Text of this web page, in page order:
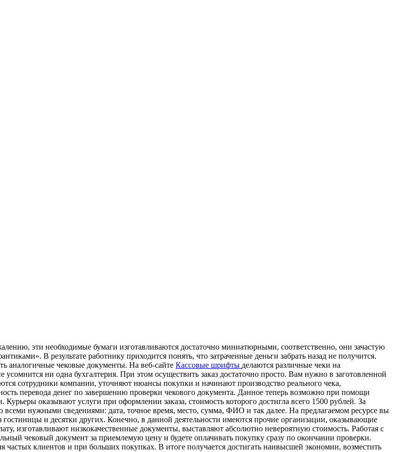
эти необходимые бумаги изготавливаются достаточно миниатюрными, соответственно, они зачастую
В результате работнику приходится понять, что затраченные деньги забрать назад не получится.
аналогичные чековые документы. На веб-сайте Кассовые шрифты делаются различные чеки на
ни одна бухгалтерия. При этом осуществить заказ достаточно просто. Вам нужно в заготовленной
сотрудники компании, уточняют нюансы покупки и начинают производство реального чека,
перевода денег по завершению проверки чекового документа. Данное теперь возможно при помощи
оказывают услуги при оформлении заказа, стоимость которого достигла всего 1500 рублей. За
нужными сведениями: дата, точное время, место, сумма, ФИО и так далее. На предлагаемом ресурсе вы
и десятки других. Конечно, в данной деятельности имеются прочие организации, оказывающие
изготавливают низкокачественные документы, выставляют абсолютно невероятную стоимость. Работая с
чековый документ за приемлемую цену и будете оплачивать покупку сразу по окончании проверки.
клиентов и при больших покупках. В итоге получается достигать наивысшей экономии, возместить